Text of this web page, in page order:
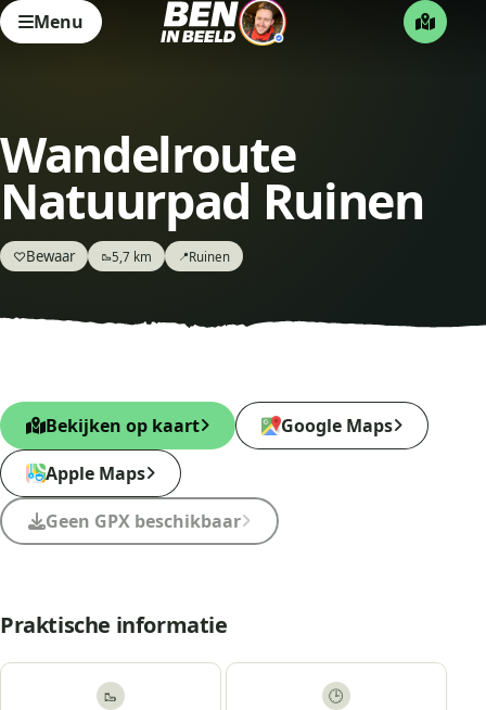
Menu
Wandelroute
Natuurpad Ruinen
♡Bewaar 🥾5,7 km 📍Ruinen
Bekijken op kaart
Google Maps
Apple Maps
Geen GPX beschikbaar
Praktische informatie
🥾 🕒